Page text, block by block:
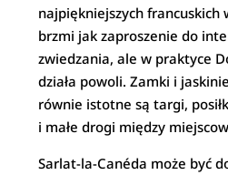
najpiękniejszych francuskich
brzmi jak zaproszenie do
zwiedzania, ale w praktyce
działa powoli. Zamki i
równie istotne są targi,
i małe drogi między
Sarlat-la-Canéda może być